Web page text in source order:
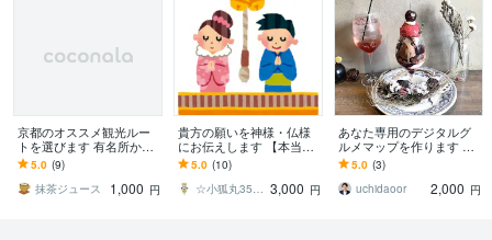
京都のオススメ観光ルー
トを選びます 有名所から
観光雑誌に載っていない
ディープな所まで。
5.0 (9)
抹茶ジュース
1,000 円
貴方の願いを神様・仏様
にお伝えします 【本当に
本気の神頼みをしたい方
へ】
5.0 (10)
☆小狐丸358☆ 3,000 円
あなた専用のデジタルグ
ルメマップを作ります 世
界トップランクのGoogle
ローカルガイドがフルサ
ポート
5.0 (3)
uchidaoor
2,000 円